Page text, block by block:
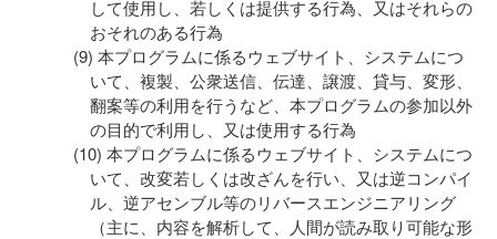
して使用し、若しくは提供する行為、又はそれらの
おそれのある行為
本プログラムに係るウェブサイト、システムにつ
いて、複製、公衆送信、伝達、譲渡、貸与、変形、
翻案等の利用を行うなど、本プログラムの参加以外
の目的で利用し、又は使用する行為
本プログラムに係るウェブサイト、システムにつ
いて、改変若しくは改ざんを行い、又は逆コンパイ
ル、逆アセンブル等のリバースエンジニアリング
（主に、内容を解析して、人間が読み取り可能な形